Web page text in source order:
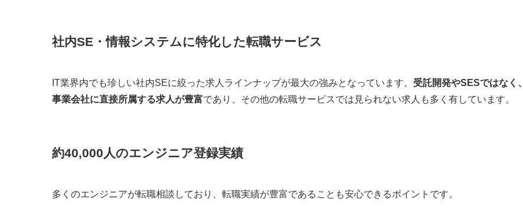
社内SE・情報システムに特化した転職サービス
IT業界内でも珍しい社内SEに絞った求人ラインナップが最大の強みとなっています。 受託開発やSESではなく、
事業会社に直接所属する求人が豊富であり、その他の転職サービスでは見られない求人も多く有しています。
約40,000人のエンジニア登録実績
多くのエンジニアが転職相談しており、転職実績が豊富であることも安心できるポイントです。